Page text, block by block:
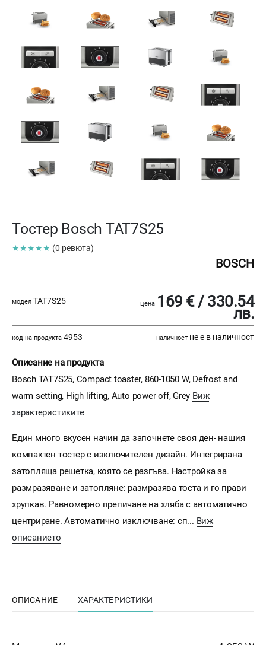
Тостер Bosch TAT7S25
★★★★★ (0 ревюта)
BOSCH
модел TAT7S25 цена 169 € / 330.54
лв.
код на продукта 4953 наличност не е в наличност
Описание на продукта
Bosch TAT7S25, Compact toaster, 860-1050 W, Defrost and
warm setting, High lifting, Auto power off, Grey Виж
характеристиките
Един много вкусен начин да започнете своя ден- нашия
компактен тостер с изключителен дизайн. Интегрирана
затопляща решетка, която се разгъва. Настройка за
размразяване и затопляне: размразява тоста и го прави
хрупкав. Равномерно препичане на хляба с автоматично
центриране. Автоматично изключване: сп... Виж
описанието
ОПИСАНИЕ ХАРАКТЕРИСТИКИ